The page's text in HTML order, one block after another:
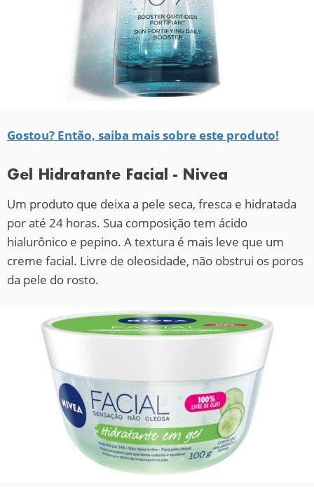
Gostou? Então, saiba mais sobre este produto!
Gel Hidratante Facial - Nivea
Um produto que deixa a pele seca, fresca e hidratada
por até 24 horas. Sua composição tem ácido
hialurônico e pepino. A textura é mais leve que um
creme facial. Livre de oleosidade, não obstrui os poros
da pele do rosto.